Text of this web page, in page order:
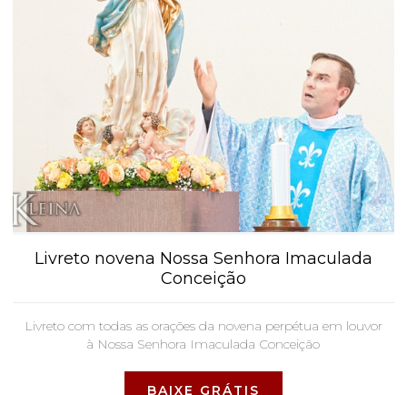
Livreto novena Nossa Senhora Imaculada
Conceição
Livreto com todas as orações da novena perpétua em louvor
à Nossa Senhora Imaculada Conceição
BAIXE GRÁTIS